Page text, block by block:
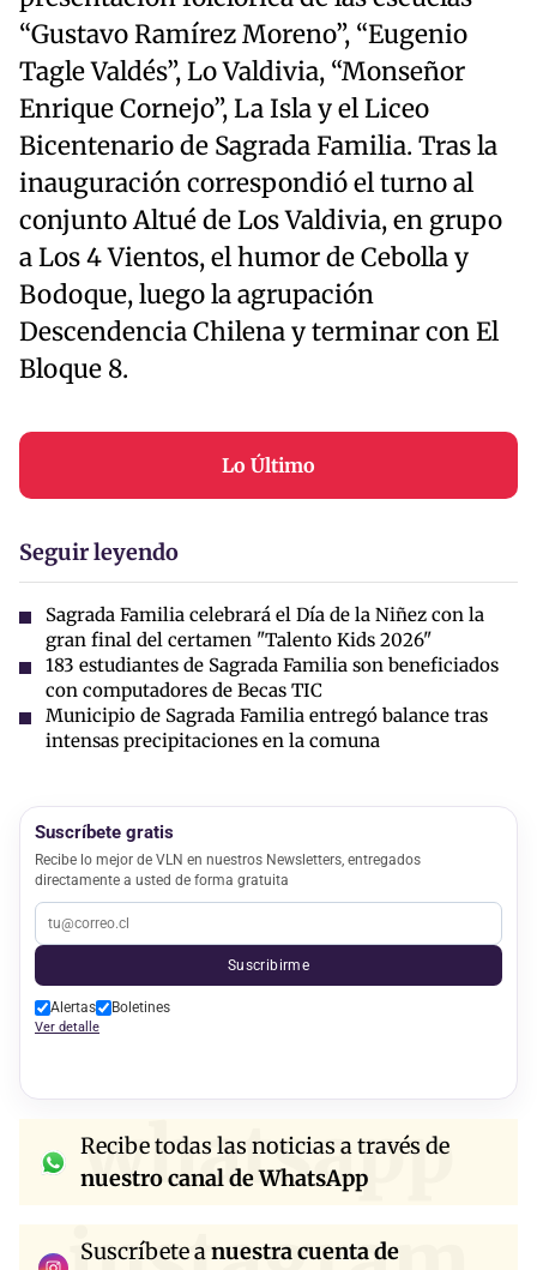
“Gustavo Ramírez Moreno”, “Eugenio
Tagle Valdés”, Lo Valdivia, “Monseñor
Enrique Cornejo”, La Isla y el Liceo
Bicentenario de Sagrada Familia. Tras la
inauguración correspondió el turno al
conjunto Altué de Los Valdivia, en grupo
a Los 4 Vientos, el humor de Cebolla y
Bodoque, luego la agrupación
Descendencia Chilena y terminar con El
Bloque 8.
Lo Último
Seguir leyendo
Sagrada Familia celebrará el Día de la Niñez con la
gran final del certamen "Talento Kids 2026"
183 estudiantes de Sagrada Familia son beneficiados
con computadores de Becas TIC
Municipio de Sagrada Familia entregó balance tras
intensas precipitaciones en la comuna
Suscríbete gratis
Recibe lo mejor de VLN en nuestros Newsletters, entregados
directamente a usted de forma gratuita
Suscribirme
Alertas Boletines
Ver detalle
whatsapp
Recibe todas las noticias a través de
nuestro canal de WhatsApp
Suscríbete anuestra cuenta de